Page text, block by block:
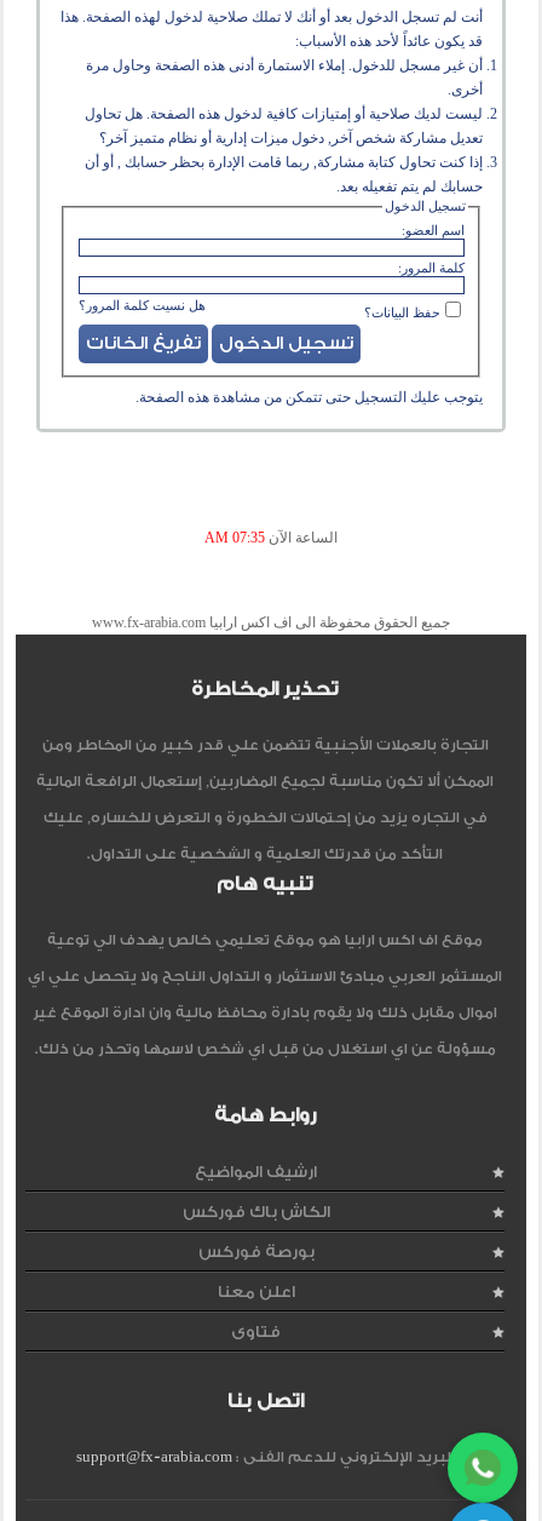
أنت لم تسجل الدخول بعد أو أنك لا تملك صلاحية لدخول لهذه الصفحة. هذا
قد يكون عائداً لأحد هذه الأسباب:
أن غير مسجل للدخول. إملاء الاستمارة أدنى هذه الصفحة وحاول مرة
أخرى.
ليست لديك صلاحية أو إمتيازات كافية لدخول هذه الصفحة. هل تحاول
تعديل مشاركة شخص آخر, دخول ميزات إدارية أو نظام متميز آخر؟
إذا كنت تحاول كتابة مشاركة, ربما قامت الإدارة بحظر حسابك , أو أن
حسابك لم يتم تفعيله بعد.
تسجيل الدخول
اسم العضو:
كلمة المرور:
هل نسيت كلمة المرور؟ حفظ البيانات؟
يتوجب عليك التسجيل حتى تتمكن من مشاهدة هذه الصفحة.
الساعة الآن 07:35 AM
جميع الحقوق محفوظة الى اف اكس ارابيا www.fx-arabia.com
تحذير المخاطرة
التجارة بالعملات الأجنبية تتضمن علي قدر كبير من المخاطر ومن
الممكن ألا تكون مناسبة لجميع المضاربين, إستعمال الرافعة المالية
في التجاره يزيد من إحتمالات الخطورة و التعرض للخساره, عليك
التأكد من قدرتك العلمية و الشخصية على التداول.
تنبيه هام
موقع اف اكس ارابيا هو موقع تعليمي خالص يهدف الي توعية
المستثمر العربي مبادئ الاستثمار و التداول الناجح ولا يتحصل علي اي
اموال مقابل ذلك ولا يقوم بادارة محافظ مالية وان ادارة الموقع غير
مسؤولة عن اي استغلال من قبل اي شخص لاسمها وتحذر من ذلك.
روابط هامة
ارشيف المواضيع
الكاش باك فوركس
بورصة فوركس
اعلن معنا
فتاوى
اتصل بنا
البريد الإلكتروني للدعم الفنى :support@fx-arabia.com